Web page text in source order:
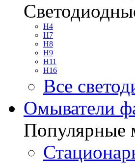
H4
H7
H8
H9
H11
H16
Все
Омыватели
Популярные